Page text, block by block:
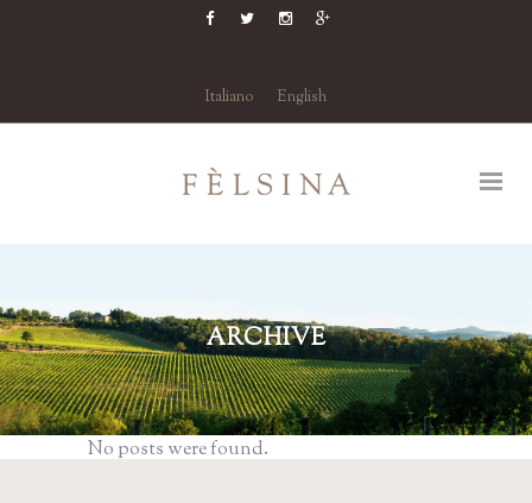
Italiano English
ARCHIVE
No posts were found.